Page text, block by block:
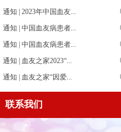
通知 | 2023年中国血友...
通知 | 中国血友病患者...
通知 | 中国血友病患者...
通知 | 血友之家2023“...
通知 | 血友之家“因爱...
联系我们